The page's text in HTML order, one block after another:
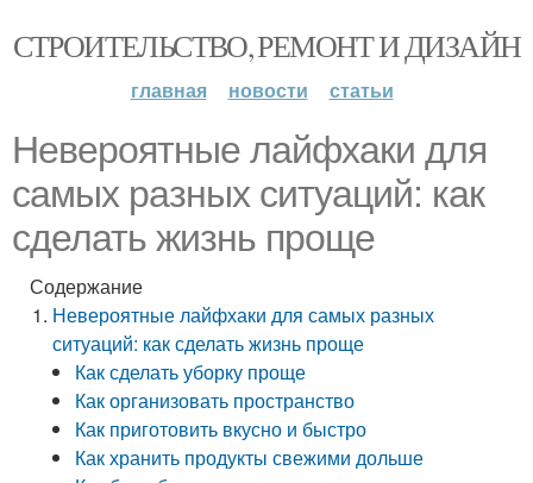
СТРОИТЕЛЬСТВО, РЕМОНТ И ДИЗАЙН
главная новости статьи
Невероятные лайфхаки для
самых разных ситуаций: как
сделать жизнь проще
Содержание
Невероятные лайфхаки для самых разных
ситуаций: как сделать жизнь проще
Как сделать уборку проще
Как организовать пространство
Как приготовить вкусно и быстро
Как хранить продукты свежими дольше